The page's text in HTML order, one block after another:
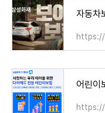
어린이